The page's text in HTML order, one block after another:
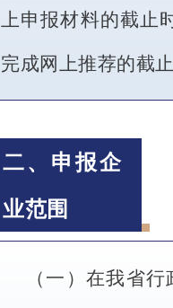
上申报材料的截止
完成网上推荐的截
二、申报企
业范围
（一）在我省